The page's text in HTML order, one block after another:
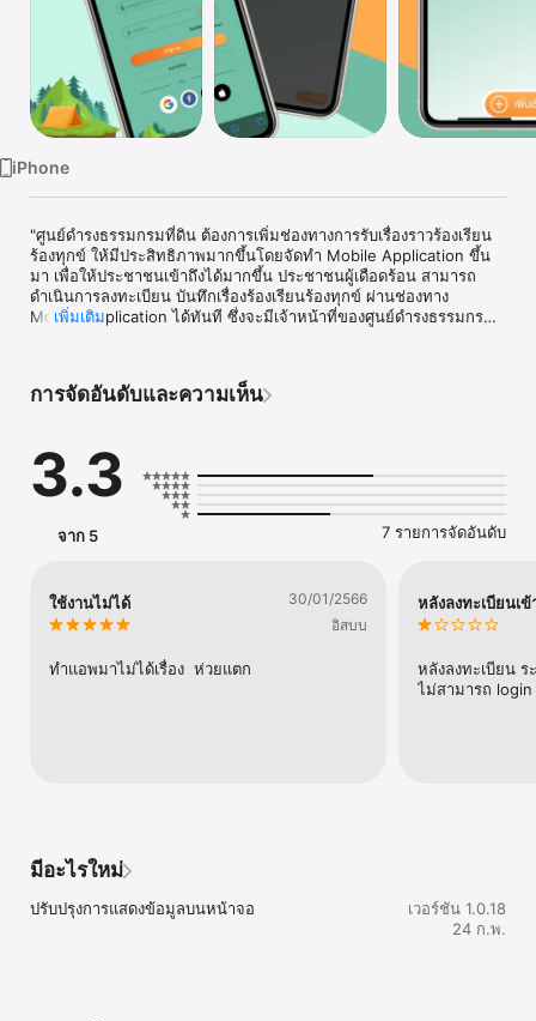
iPhone
"ศูนย์ดำรงธรรมกรมที่ดิน ต้องการเพิ่มช่องทางการรับเรื่องราวร้องเรียน
ร้องทุกข์ ให้มีประสิทธิภาพมากขึ้นโดยจัดทำ Mobile Application ขึ้น
มา เพื่อให้ประชาชนเข้าถึงได้มากขึ้น ประชาชนผู้เดือดร้อน สามารถ
ดำเนินการลงทะเบียน บันทึกเรื่องร้องเรียนร้องทุกข์ ผ่านช่องทาง
Mobile Application ได้ทันที ซึ่งจะมีเจ้าหน้าที่ของศูนย์ดำรงธรรมกรม
*การพัฒนาและลิขสิทธิ์เป็นของศูนย์ดำรงธรรมกรมที่ดิน*"
เพิ่มเติม
การจัดอันดับและความเห็น
3.3
จาก 5 7 รายการจัดอันดับ
ใช้งานไม่ได้
30/01/2566
อิสบบ
ทำแอพมาไม่ได้เรื่อง  ห่วยแตก
หลังลงทะเบียนเ
หลังลงทะเบียน ร
ไม่สามารถ login
มีอะไรใหม่
ปรับปรุงการแสดงข้อมูลบนหน้าจอ
เวอร์ชัน 1.0.18
24 ก.พ.